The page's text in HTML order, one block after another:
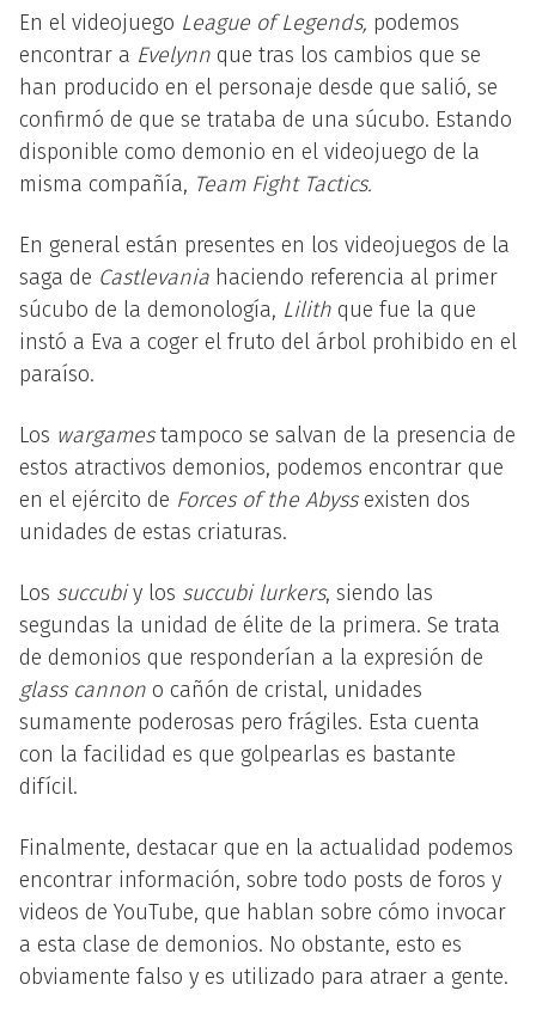
En el videojuego League of Legends, podemos
encontrar a Evelynn que tras los cambios que se
han producido en el personaje desde que salió, se
confirmó de que se trataba de una súcubo. Estando
disponible como demonio en el videojuego de la
misma compañía, Team Fight Tactics.
En general están presentes en los videojuegos de la
saga de Castlevania haciendo referencia al primer
súcubo de la demonología, Lilith que fue la que
instó a Eva a coger el fruto del árbol prohibido en el
paraíso.
Los wargamestampoco se salvan de la presencia de
estos atractivos demonios, podemos encontrar que
en el ejército de Forces of the Abyssexisten dos
unidades de estas criaturas.
Los succubiy los succubi lurkers, siendo las
segundas la unidad de élite de la primera. Se trata
de demonios que responderían a la expresión de
glass cannon o cañón de cristal, unidades
sumamente poderosas pero frágiles. Esta cuenta
con la facilidad es que golpearlas es bastante
difícil.
Finalmente, destacar que en la actualidad podemos
encontrar información, sobre todo posts de foros y
videos de YouTube, que hablan sobre cómo invocar
a esta clase de demonios. No obstante, esto es
obviamente falso y es utilizado para atraer a gente.